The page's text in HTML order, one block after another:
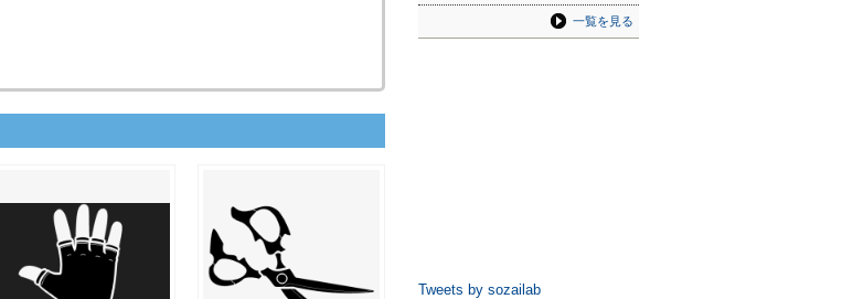
一覧を見る
Tweets by sozailab